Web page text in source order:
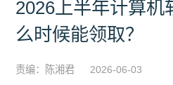
2026上半年计算机
么时候能领取？
责编：陈湘君 2026-06-03